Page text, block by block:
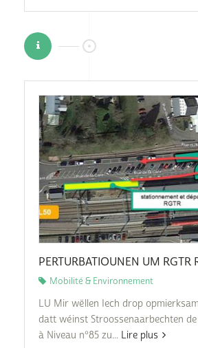
PERTURBATIOUNEN UM RGTR
Mobilité & Environnement
LU Mir wëllen Iech drop
datt wéinst Stroossenaarbechten de
à Niveau n°85 zu... Lire plus